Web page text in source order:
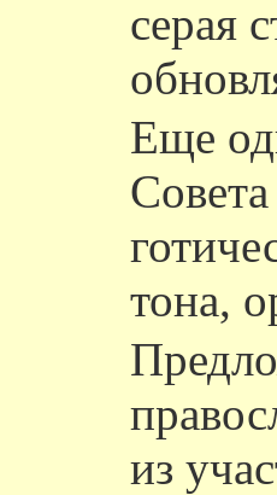
серая
Еще
тона,
из